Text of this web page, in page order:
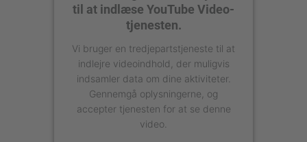
til at indlæse YouTube Video-
tjenesten.
Vi bruger en tredjepartstjeneste til at
indlejre videoindhold, der muligvis
indsamler data om dine aktiviteter.
Gennemgå oplysningerne, og
accepter tjenesten for at se denne
video.